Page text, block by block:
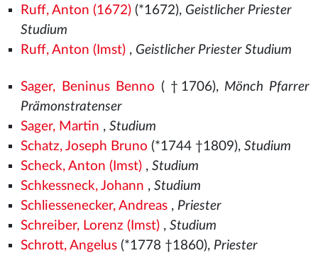
Ruff, Anton (1672)(*1672), Geistlicher Priester
Studium
Ruff, Anton (Imst), Geistlicher Priester Studium
Sager, Beninus Benno ( †1706), Mönch Pfarrer
Prämonstratenser
Sager, Martin , Studium
Schatz, Joseph Bruno (*1744 †1809), Studium
Scheck, Anton (Imst), Studium
Schkessneck, Johann , Studium
Schliessenecker, Andreas, Priester
Schreiber, Lorenz (Imst), Studium
Schrott, Angelus(*1778 †1860), Priester